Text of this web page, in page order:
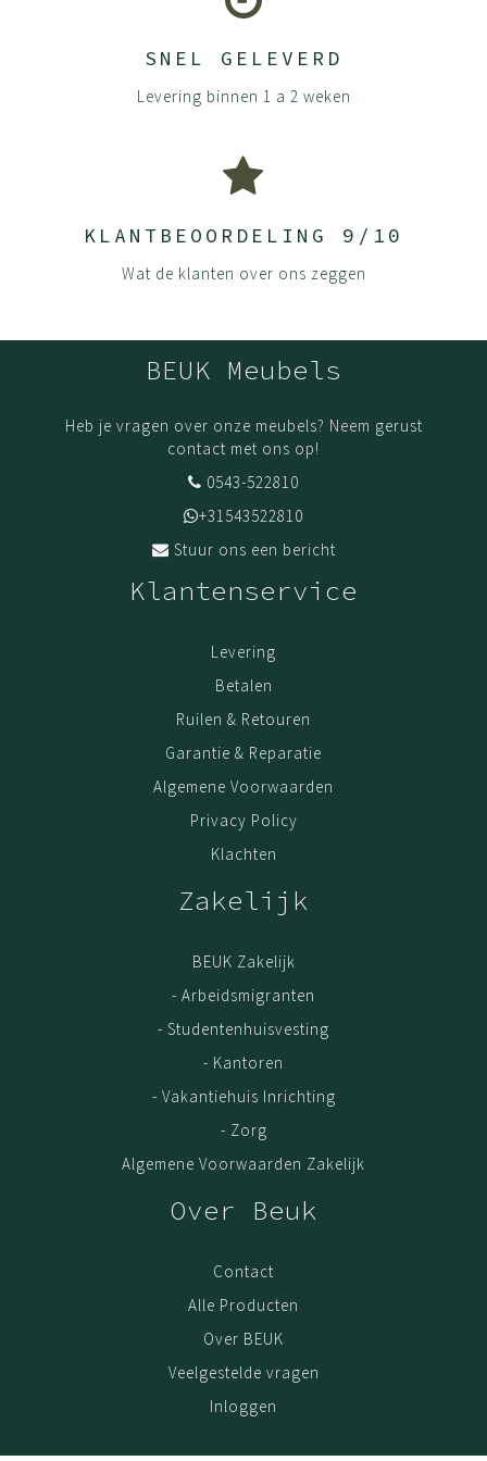
SNEL GELEVERD
Levering binnen 1 a 2 weken
KLANTBEOORDELING 9/10
Wat de klanten over ons zeggen
BEUK Meubels
Heb je vragen over onze meubels? Neem gerust
contact met ons op!
0543-522810
+31543522810
Stuur ons een bericht
Klantenservice
Levering
Betalen
Ruilen & Retouren
Garantie & Reparatie
Algemene Voorwaarden
Privacy Policy
Klachten
Zakelijk
BEUK Zakelijk
- Arbeidsmigranten
- Studentenhuisvesting
- Kantoren
- Vakantiehuis Inrichting
- Zorg
Algemene Voorwaarden Zakelijk
Over Beuk
Contact
Alle Producten
Over BEUK
Veelgestelde vragen
Inloggen